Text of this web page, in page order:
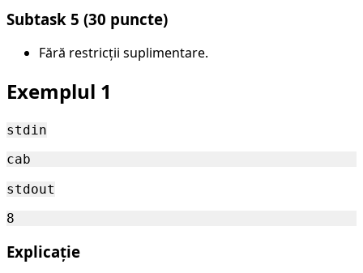
5
10^4
Subtask 5 (30 puncte)
Fără restricții suplimentare.
Exemplul 1
stdin
stdout
Explicație